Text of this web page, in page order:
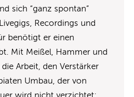
sich “ganz spontan”
Recordings und
benötigt er einen
Mit Meißel, Hammer und
Arbeit, den Verstärker
Umbau, der von